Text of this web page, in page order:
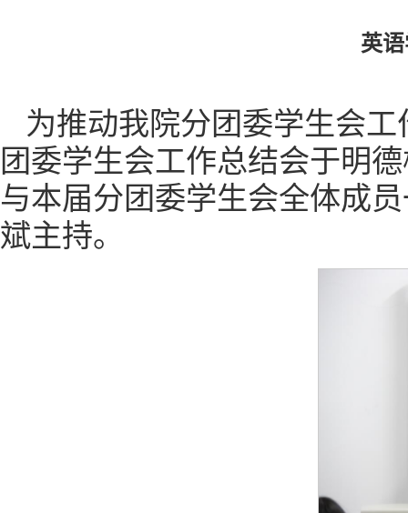
英
为推动我院分团委学生会
团委学生会工作总结会于明
与本届分团委学生会全体成
斌主持。